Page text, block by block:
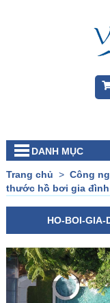
DANH MỤC
Trang chủ > Công
thước hồ bơi gia
HO-BOI-GIA-